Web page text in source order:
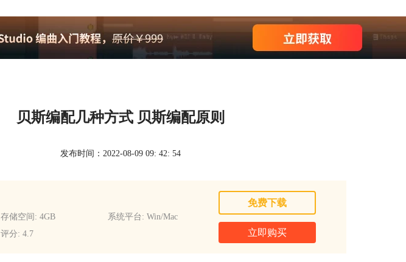
贝斯编配几种方式 贝斯编配原则
发布时间：2022-08-09 09: 42: 54
存储空间: 4GB
系统平台: Win/Mac
评分: 4.7
免费下载
立即购买